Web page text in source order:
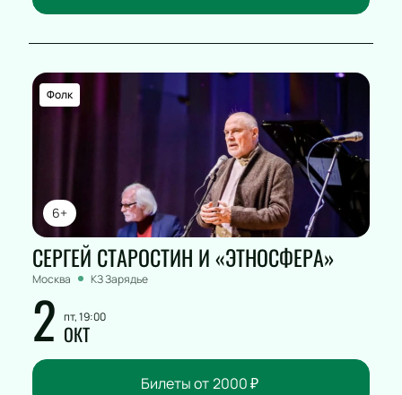
6+
Фолк
СЕРГЕЙ СТАРОСТИН И «ЭТНОСФЕРА»
Москва КЗ Зарядье
2 пт, 19:00
ОКТ
Билеты от 2000₽